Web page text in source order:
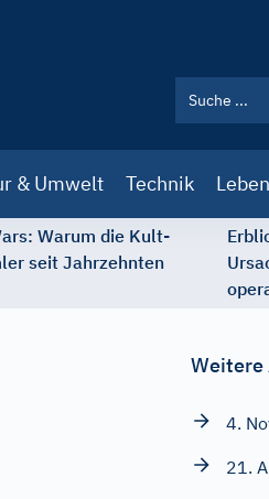
& Umwelt Technik
Warum die Kult-
seit Jahrzehnten
Weitere
4.
21.